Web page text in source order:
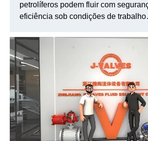
petrolíferos podem fluir com
eficiência sob condições de trabalho
válvula industrial, então